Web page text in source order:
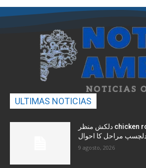
ULTIMAS NOTICIAS
دلکش منظر chicken road 2 کے ساتھ منفرد
دلچسپ مراحل کا احوال
9 agosto, 2026